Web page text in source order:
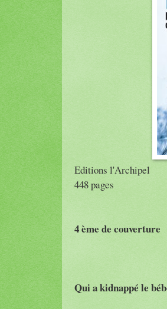
Editions l'Archipel
448 pages
4 ème de couverture
Qui a kidnappé le